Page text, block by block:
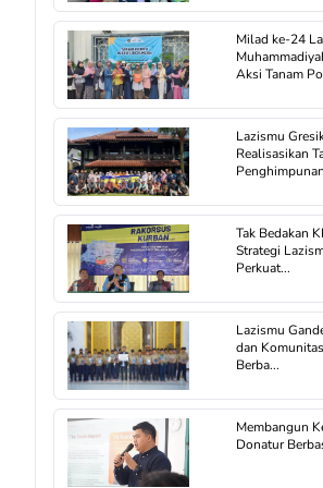
Milad ke-24
Aksi Tanam
Lazismu
Realisasikan
Tak Bedakan
Strategi
Perkuat...
Lazismu
dan
Berba...
Membangun
Donatur